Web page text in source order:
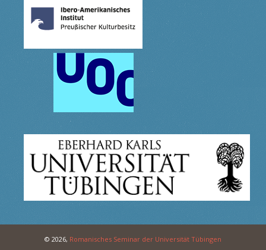
© 2026, Romanisches Seminar der Universität Tübingen